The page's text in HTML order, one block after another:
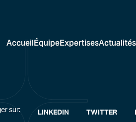
AccueilÉquipeExpertisesActualités
sur: LINKEDIN TWITTER